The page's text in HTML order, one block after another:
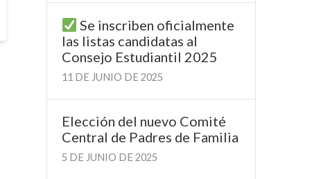
Se inscriben oficialmente
las listas candidatas al
Consejo Estudiantil 2025
11 DE JUNIO DE 2025
Elección del nuevo Comité
Central de Padres de Familia
5 DE JUNIO DE 2025